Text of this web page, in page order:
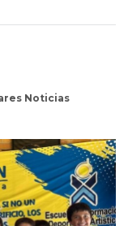
Noticias